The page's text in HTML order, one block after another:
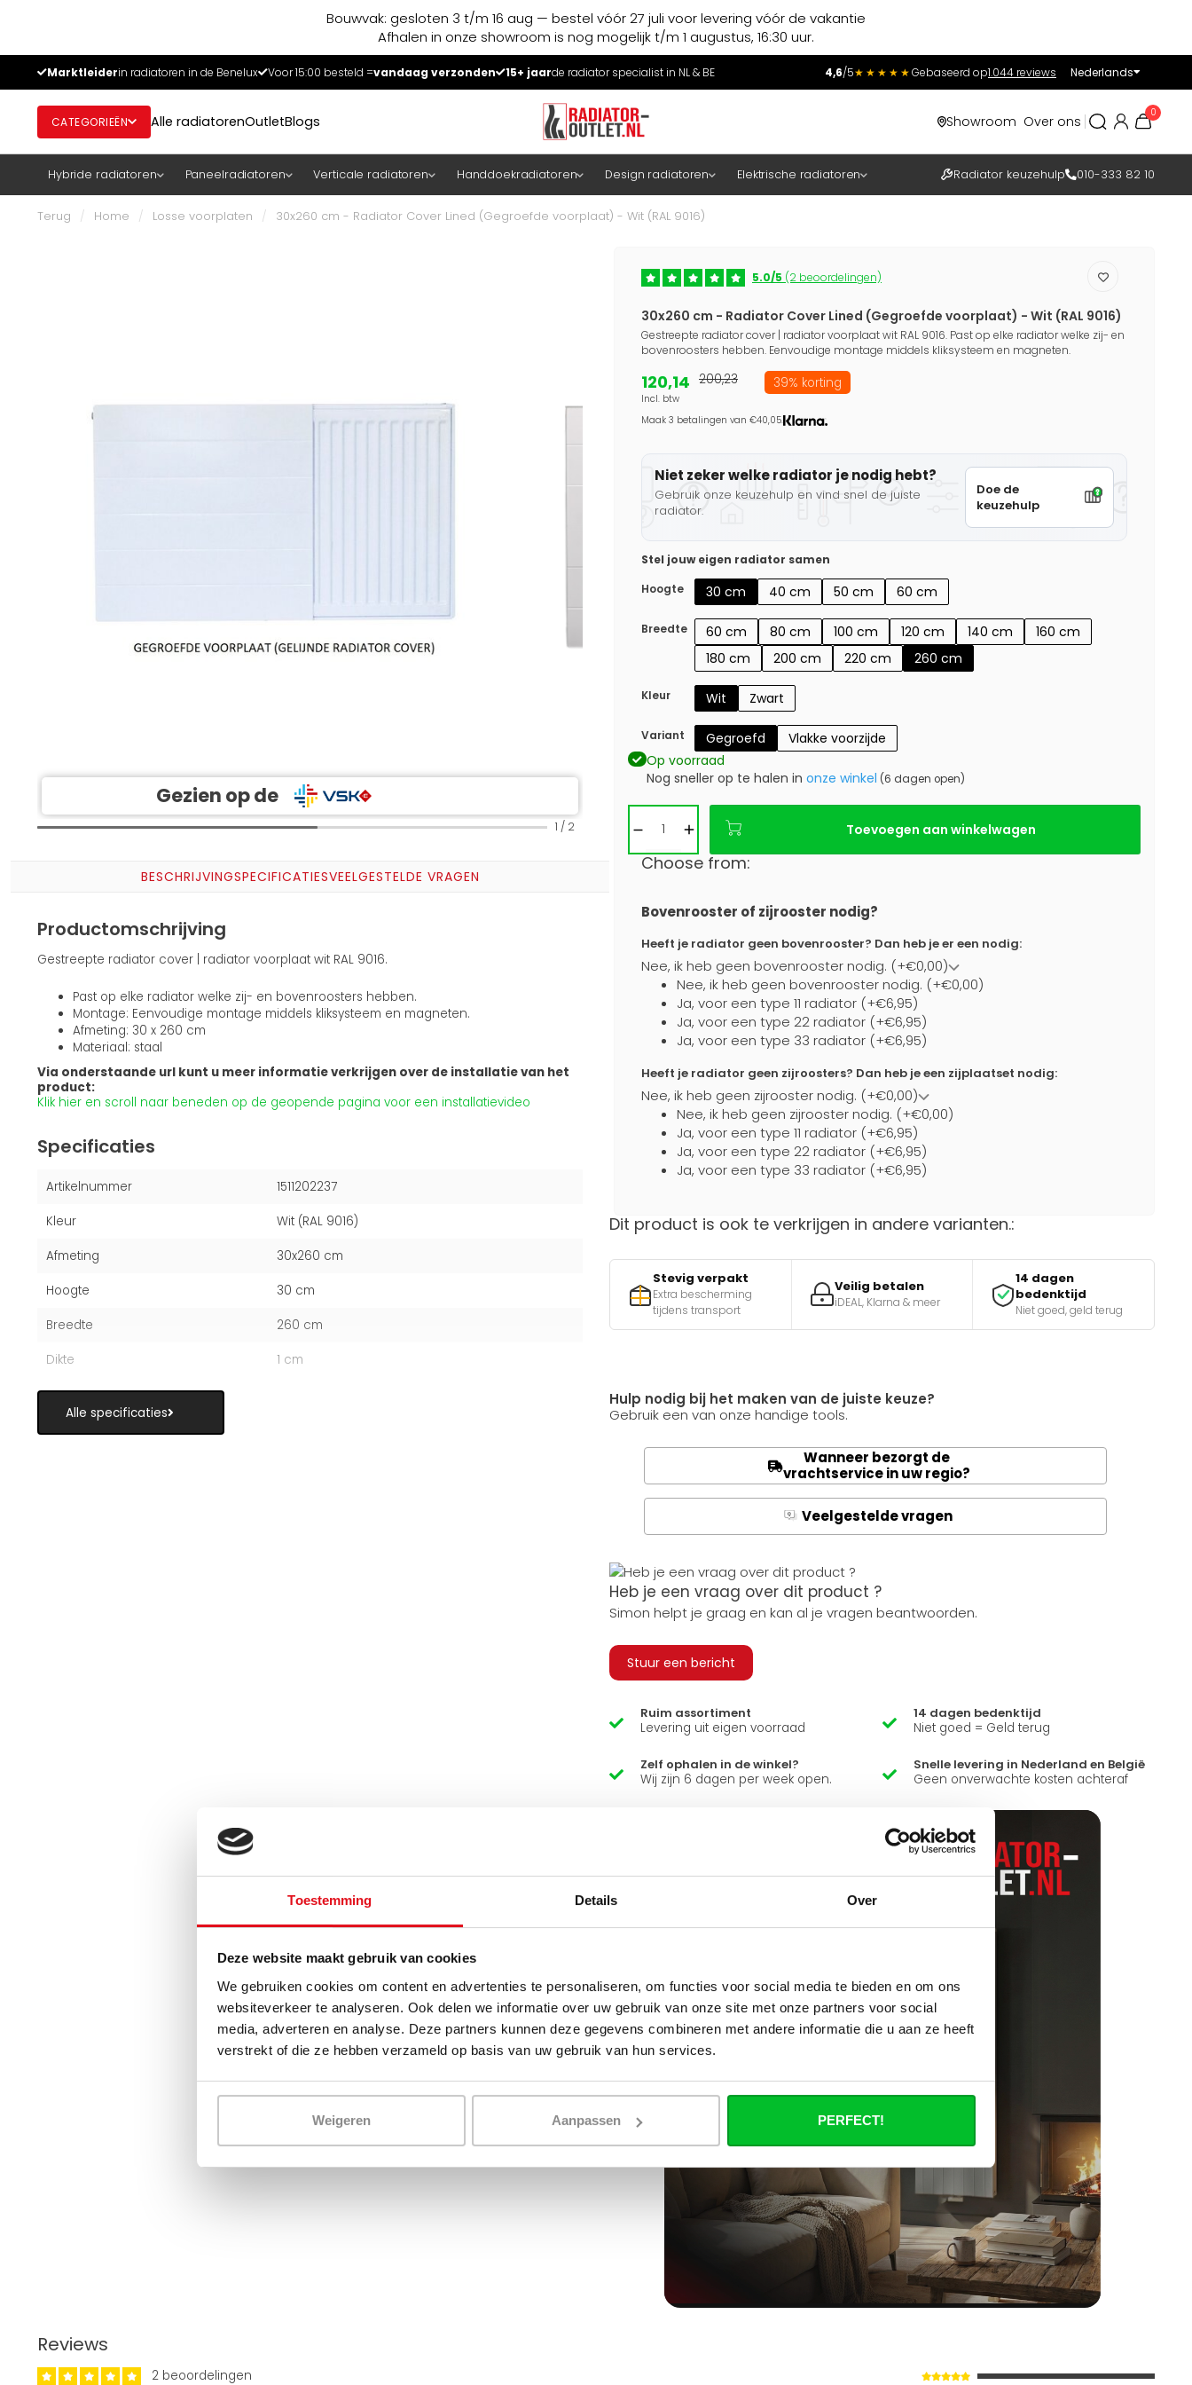
Toestemming Details Over
Deze website maakt gebruik van cookies
We gebruiken cookies om content en advertenties te personaliseren, om functies voor social media te bieden en om ons
websiteverkeer te analyseren. Ook delen we informatie over uw gebruik van onze site met onze partners voor social
media, adverteren en analyse. Deze partners kunnen deze gegevens combineren met andere informatie die u aan ze heeft
verstrekt of die ze hebben verzameld op basis van uw gebruik van hun services.
Weigeren Aanpassen PERFECT!
Bouwvak: gesloten 3 t/m 16 aug — bestel vóór 27 juli voor levering vóór de vakantie
Afhalen in onze showroom is nog mogelijk t/m 1 augustus, 16:30 uur.
Marktleiderin radiatoren in de Benelux Voor 15:00 besteld =vandaag verzonden 15+ jaarde radiator specialist in NL & BE 4,6/5★★★★★Gebaseerd op1.044 reviews Nederlands
CATEGORIEËN Alle radiatorenOutletBlogs Showroom Over ons
0
Hybride radiatoren Paneelradiatoren Verticale radiatoren Handdoekradiatoren Design radiatoren Elektrische radiatoren Radiator keuzehulp 010-333 82 10
Terug / Home / Losse voorplaten / 30x260 cm - Radiator Cover Lined (Gegroefde voorplaat) - Wit (RAL 9016)
Gezien op de
1 / 2
BESCHRIJVINGSPECIFICATIESVEELGESTELDE VRAGEN
Productomschrijving
Gestreepte radiator cover | radiator voorplaat wit RAL 9016.
Past op elke radiator welke zij- en bovenroosters hebben.
Montage: Eenvoudige montage middels kliksysteem en magneten.
Afmeting: 30 x 260 cm
Materiaal: staal
Via onderstaande url kunt u meer informatie verkrijgen over de installatie van het
product:
Klik hier en scroll naar beneden op de geopende pagina voor een installatievideo
Specificaties
Artikelnummer 1511202237
Kleur Wit (RAL 9016)
Afmeting 30x260 cm
Hoogte 30 cm
Breedte 260 cm
Dikte 1 cm
Alle specificaties
5.0/5 (2 beoordelingen)
30x260 cm - Radiator Cover Lined (Gegroefde voorplaat) - Wit (RAL 9016)
Gestreepte radiator cover | radiator voorplaat wit RAL 9016. Past op elke radiator welke zij- en
bovenroosters hebben. Eenvoudige montage middels kliksysteem en magneten.
120,14
Incl. btw
200,23 39% korting
Maak 3 betalingen van €40,05.
Niet zeker welke radiator je nodig hebt?
Gebruik onze keuzehulp en vind snel de juiste
radiator.
Doe de
keuzehulp
Stel jouw eigen radiator samen
Hoogte
30 cm 40 cm 50 cm 60 cm
Breedte 60 cm 80 cm 100 cm 120 cm 140 cm
160 cm
180 cm
200 cm 220 cm 260 cm
Kleur Wit Zwart
Variant Gegroefd
Vlakke voorzijde
Op voorraad
Nog sneller op te halen in onze winkel (6 dagen open)
Toevoegen aan winkelwagen
Choose from:
Bovenrooster of zijrooster nodig?
Heeft je radiator geen bovenrooster? Dan heb je er een nodig:
Nee, ik heb geen bovenrooster nodig. (+€0,00)
Nee, ik heb geen bovenrooster nodig. (+€0,00)
Ja, voor een type 11 radiator (+€6,95)
Ja, voor een type 22 radiator (+€6,95)
Ja, voor een type 33 radiator (+€6,95)
Heeft je radiator geen zijroosters? Dan heb je een zijplaatset nodig:
Nee, ik heb geen zijrooster nodig. (+€0,00)
Nee, ik heb geen zijrooster nodig. (+€0,00)
Ja, voor een type 11 radiator (+€6,95)
Ja, voor een type 22 radiator (+€6,95)
Ja, voor een type 33 radiator (+€6,95)
Dit product is ook te verkrijgen in andere varianten.:
Stevig verpakt
Extra bescherming
tijdens transport
Veilig betalen
iDEAL, Klarna & meer
14 dagen
bedenktijd
Niet goed, geld terug
Hulp nodig bij het maken van de juiste keuze?
Gebruik een van onze handige tools.
Wanneer bezorgt de
vrachtservice in uw regio?
Q Veelgestelde vragen
Heb je een vraag over dit product ?
Simon helpt je graag en kan al je vragen beantwoorden.
Stuur een bericht
Ruim assortiment
Levering uit eigen voorraad
14 dagen bedenktijd
Niet goed = Geld terug
Zelf ophalen in de winkel?
Wij zijn 6 dagen per week open.
Snelle levering in Nederland en België
Geen onverwachte kosten achteraf
Reviews
2 beoordelingen